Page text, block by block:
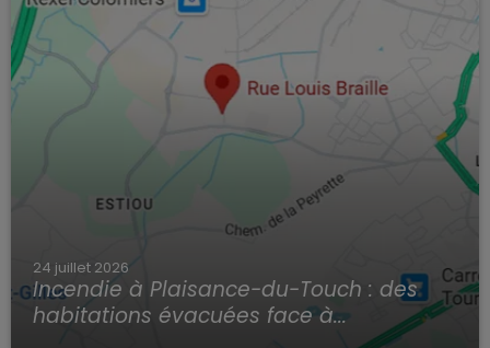
24 juillet 2026
Incendie à Plaisance-du-Touch : des
habitations évacuées face à...